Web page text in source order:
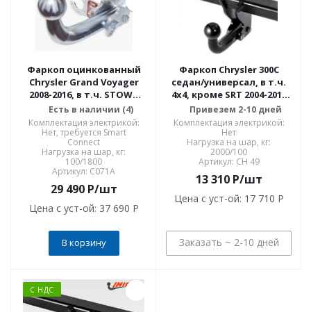
Фаркоп оцинкованный
Chrysler Grand Voyager
2008-2016, в т.ч. STOWn
GO, Dodge Caravan 2008-
2016 условно-съемное
крепление шара C071A
Есть в наличии (4)
Комплектация электрикой:
Нет, требуется Smart
Connect
Нагрузка на шар, кг:
100/1800
Артикул: C071A
29 490P/шт
Цена с уст-ой: 37 690 P
В корзину
Фаркоп Chrysler 300C
седан/универсал, в т.ч.
4x4, кроме SRT 2004-2011
CH 49
Привезем 2-10 дней
Комплектация электрикой:
Нет
Нагрузка на шар, кг:
2000/100
Артикул: CH 49
13 310P/шт
Цена с уст-ой: 17 710 P
Заказать ~ 2-10 дней
С НДС